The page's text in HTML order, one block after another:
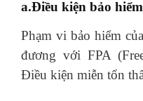
a.Điều kiện bảo
Phạm vi bảo hiểm
đương với FPA
Điều kiện miễn tổn